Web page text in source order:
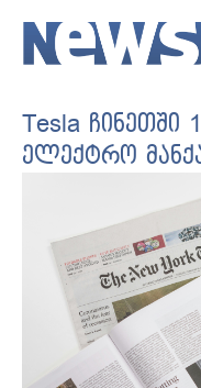
Tesla ჩინეთში
ელექტრო